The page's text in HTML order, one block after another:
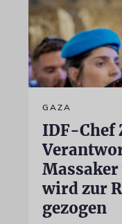
GAZA
IDF-Chef
Massaker
wird zur
gezogen